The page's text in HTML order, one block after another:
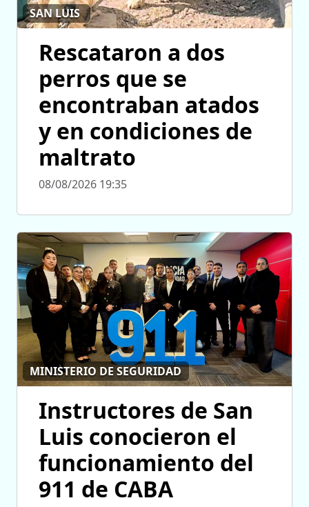
SAN LUIS
Rescataron a dos
perros que se
encontraban atados
y en condiciones de
maltrato
08/08/2026 19:35
MINISTERIO DE SEGURIDAD
Instructores de San
Luis conocieron el
funcionamiento del
911 de CABA